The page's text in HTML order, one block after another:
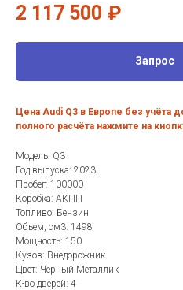
2 117 500 ₽
Запрос
Цена Audi Q3 в Европе без учёта
полного расчёта нажмите на
Модель: Q3
Год выпуска: 2023
Пробег: 100000
Коробка: АКПП
Топливо: Бензин
Объем, см3: 1498
Мощность: 150
Кузов: Внедорожник
Цвет: Черный Металлик
К-во дверей: 4